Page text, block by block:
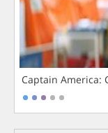
Captain America: